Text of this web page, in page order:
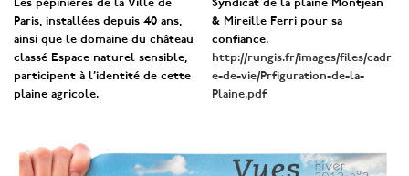
Les pépinières de la Ville de
Paris, installées depuis 40 ans,
ainsi que le domaine du château
classé Espace naturel sensible,
participent à l’identité de cette
plaine agricole.
Syndicat de la plaine Montjean
& Mireille Ferri pour sa
confiance.
http://rungis.fr/images/files/cadr
e-de-vie/Prfiguration-de-la-
Plaine.pdf